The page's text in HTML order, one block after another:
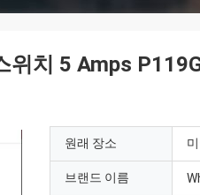
위치 5 Amps
원래 장소
브랜드 이름